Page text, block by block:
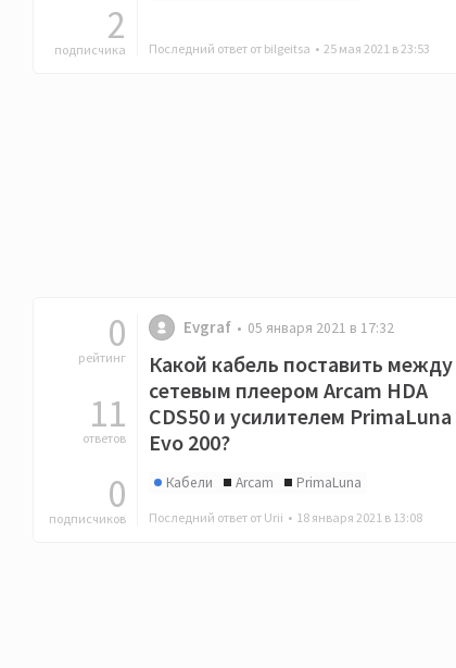
2
подписчика Последний ответ от bilgeitsa • 25 мая 2021 в 23:53
0
рейтинг
11
ответов
0
подписчиков
Evgraf 05 января 2021 в 17:32
Какой кабель поставить между
сетевым плеером Arcam HDA
CDS50 и усилителем PrimaLuna
Evo 200?
Кабели Arcam PrimaLuna
Последний ответ от Urii • 18 января 2021 в 13:08